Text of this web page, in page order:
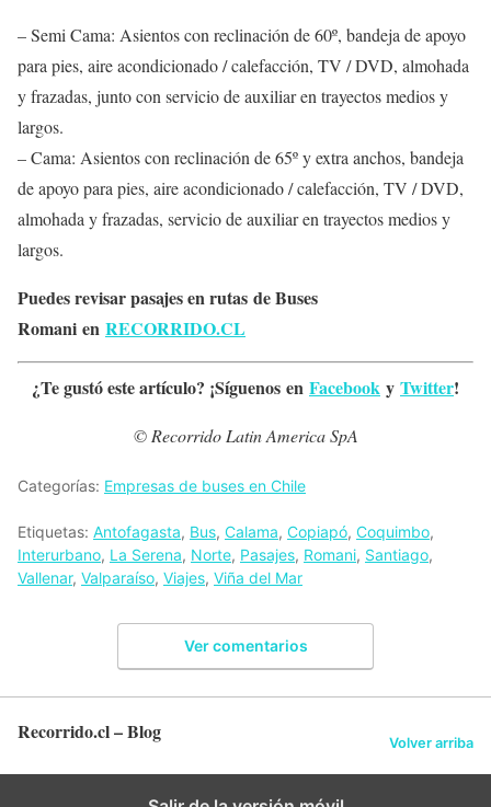
– Semi Cama: Asientos con reclinación de 60º, bandeja de apoyo
para pies, aire acondicionado / calefacción, TV / DVD, almohada
y frazadas, junto con servicio de auxiliar en trayectos medios y
largos.
– Cama: Asientos con reclinación de 65º y extra anchos, bandeja
de apoyo para pies, aire acondicionado / calefacción, TV / DVD,
almohada y frazadas, servicio de auxiliar en trayectos medios y
largos.
Puedes revisar pasajes en rutas de Buses
Romani en RECORRIDO.CL
¿Te gustó este artículo? ¡Síguenos en Facebook y Twitter!
© Recorrido Latin America SpA
Categorías: Empresas de buses en Chile
Etiquetas: Antofagasta, Bus, Calama, Copiapó, Coquimbo,
Interurbano, La Serena, Norte, Pasajes, Romani, Santiago,
Vallenar, Valparaíso, Viajes, Viña del Mar
Ver comentarios
Recorrido.cl – Blog Volver arriba